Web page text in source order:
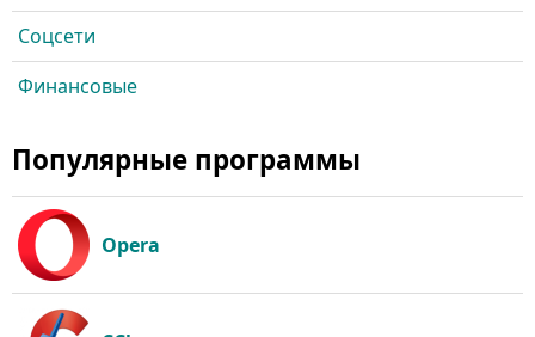
Соцсети
Финансовые
Популярные программы
Opera